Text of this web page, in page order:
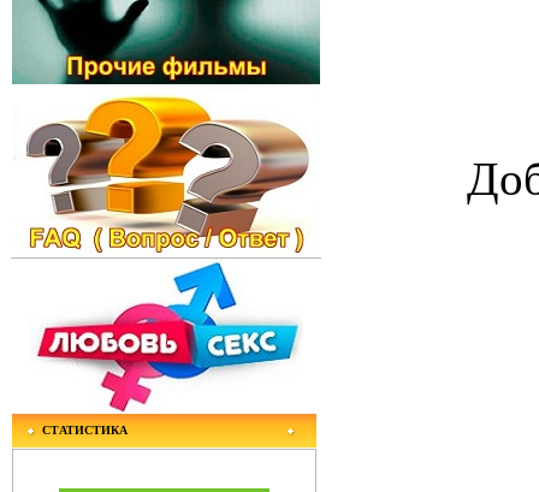
СТАТИСТИКА